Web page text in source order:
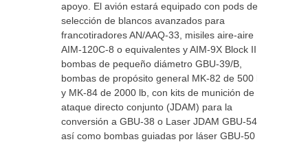
apoyo. El avión estará equipado con pods de
selección de blancos avanzados para
francotiradores AN/AAQ-33, misiles aire-aire
AIM-120C-8 o equivalentes y AIM-9X Block II,
bombas de pequeño diámetro GBU-39/B,
bombas de propósito general MK-82 de 500 lb
y MK-84 de 2000 lb, con kits de munición de
ataque directo conjunto (JDAM) para la
conversión a GBU-38 o Laser JDAM GBU-54,
así como bombas guiadas por láser GBU-50